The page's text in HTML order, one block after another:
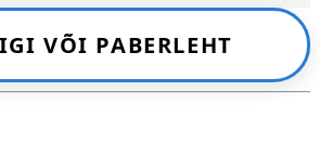
VÕI PABERLEHT